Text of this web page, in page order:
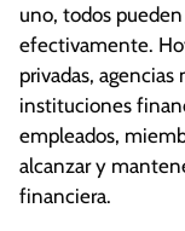
uno, todos
efectivamente.
privadas,
instituciones
empleados,
alcanzar y
financiera.